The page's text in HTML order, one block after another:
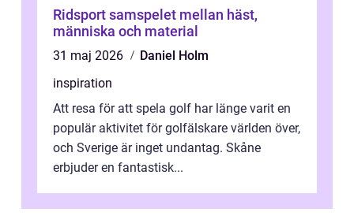
Ridsport samspelet mellan häst,
människa och material
31 maj 2026
Daniel Holm
inspiration
Att resa för att spela golf har länge varit en
populär aktivitet för golfälskare världen över,
och Sverige är inget undantag. Skåne
erbjuder en fantastisk...